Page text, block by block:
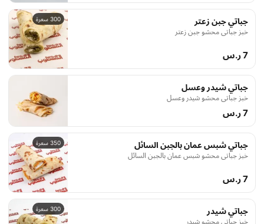
300 سعرة جباتي جبن زعتر
خبز جباتي محشو جبن زعتر
7 ر.س
جباتي شيدر وعسل
خبز جباتي محشو شيدر وعسل
7 ر.س
350 سعرة جباتي شبس عمان بالجبن السائل
خبز جباتي محشو شبس عمان بالجبن السائل
7 ر.س
300 سعرة جباتي شيدر
خبز جباتي محشو شيدر